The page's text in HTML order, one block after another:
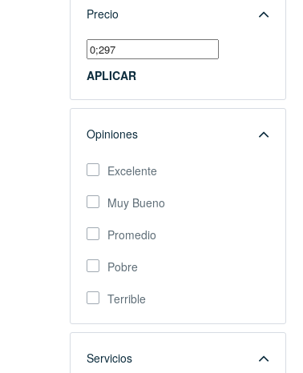
Precio
APLICAR
Opiniones
Excelente
Muy Bueno
Promedio
Pobre
Terrible
Servicios